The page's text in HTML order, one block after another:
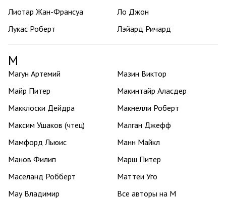
Лиотар Жан-Франсуа
Ло Джон
Лукас Роберт
Лэйард Ричард
М
Магун Артемий
Мазин Виктор
Майр Питер
Макинтайр Аласдер
Макклоски Дейдра
Макнелли Роберт
Максим Ушаков (чтец)
Малган Джефф
Мамфорд Льюис
Манн Майкл
Манов Филип
Марш Питер
Маселанд Робберт
Маттеи Уго
Мау Владимир
Все авторы на М